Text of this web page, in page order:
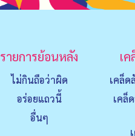
รายการย้อนหลัง
ไม่กินถือว่าผิด
อร่อยแถวนี้
อื่นๆ
เ
เคล็ด
เคล็